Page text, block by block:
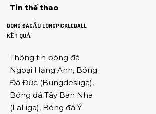
Tin thế thao
BÓNG ĐÁCẦU LÔNGPICKLEBALL
KẾT QUẢ
Thông tin bóng đá
Ngoại Hạng Anh, Bóng
Đá Đức (Bungdesliga),
Bóng đá Tây Ban Nha
(LaLiga), Bóng đá Ý